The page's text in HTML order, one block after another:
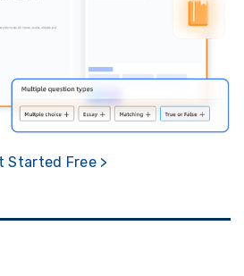
Started Free >